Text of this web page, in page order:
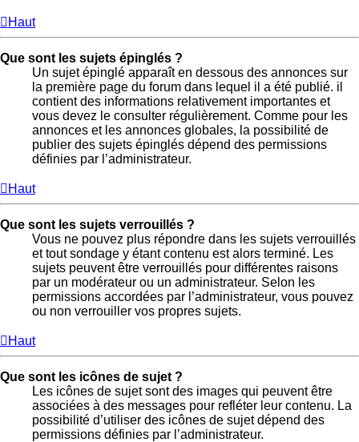
Haut
Que sont les sujets épinglés ?
Un sujet épinglé apparaît en dessous des annonces sur
la première page du forum dans lequel il a été publié. il
contient des informations relativement importantes et
vous devez le consulter régulièrement. Comme pour les
annonces et les annonces globales, la possibilité de
publier des sujets épinglés dépend des permissions
définies par l’administrateur.
Haut
Que sont les sujets verrouillés ?
Vous ne pouvez plus répondre dans les sujets verrouillés
et tout sondage y étant contenu est alors terminé. Les
sujets peuvent être verrouillés pour différentes raisons
par un modérateur ou un administrateur. Selon les
permissions accordées par l’administrateur, vous pouvez
ou non verrouiller vos propres sujets.
Haut
Que sont les icônes de sujet ?
Les icônes de sujet sont des images qui peuvent être
associées à des messages pour refléter leur contenu. La
possibilité d’utiliser des icônes de sujet dépend des
permissions définies par l’administrateur.